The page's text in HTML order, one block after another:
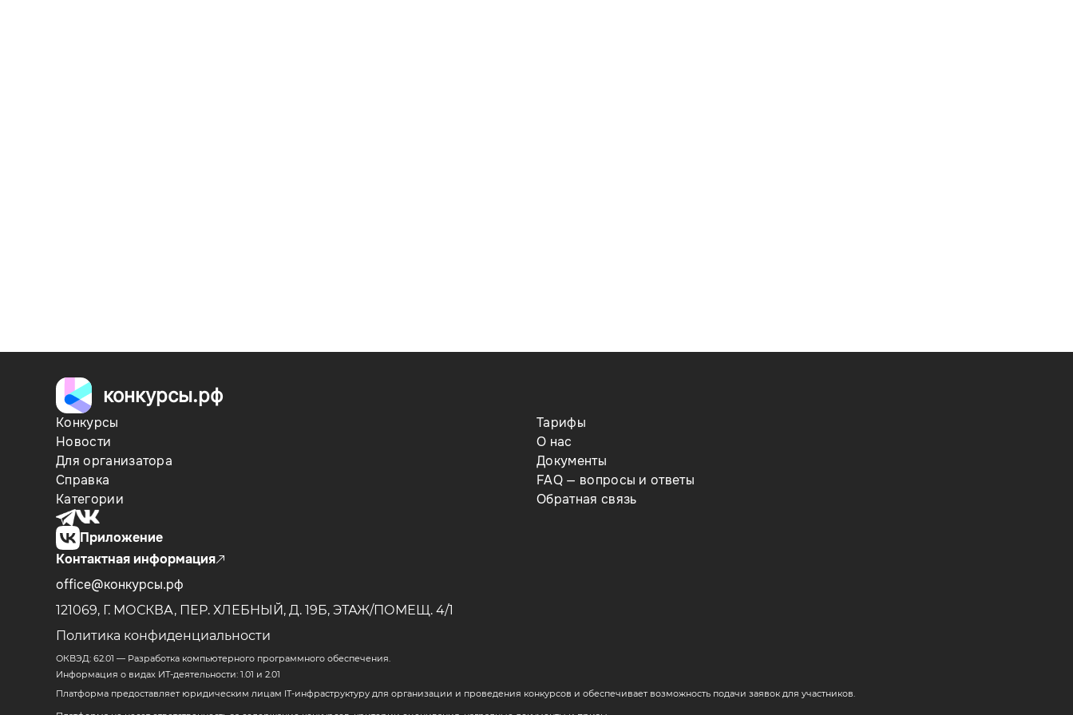
конкурсы.рф
Конкурсы
Новости
Для организатора
Справка
Категории
Тарифы
О нас
Документы
FAQ — вопросы и ответы
Обратная связь
Приложение
Контактная информация
office@конкурсы.рф
121069, Г. МОСКВА, ПЕР. ХЛЕБНЫЙ, Д. 19Б, ЭТАЖ/ПОМЕЩ. 4/1
Политика конфиденциальности
ОКВЭД: 62.01 — Разработка компьютерного программного обеспечения.
Информация о видах ИТ-деятельности: 1.01 и 2.01
Платформа предоставляет юридическим лицам IT-инфраструктуру для организации и проведения конкурсов и обеспечивает возможность подачи заявок для участников.